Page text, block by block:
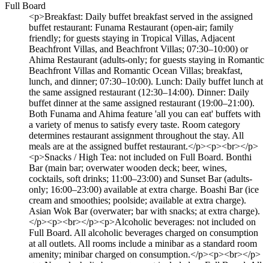
Full Board
<p>Breakfast: Daily buffet breakfast served in the assigned
buffet restaurant: Funama Restaurant (open-air; family
friendly; for guests staying in Tropical Villas, Adjacent
Beachfront Villas, and Beachfront Villas; 07:30–10:00) or
Ahima Restaurant (adults-only; for guests staying in Romantic
Beachfront Villas and Romantic Ocean Villas; breakfast,
lunch, and dinner; 07:30–10:00). Lunch: Daily buffet lunch at
the same assigned restaurant (12:30–14:00). Dinner: Daily
buffet dinner at the same assigned restaurant (19:00–21:00).
Both Funama and Ahima feature 'all you can eat' buffets with
a variety of menus to satisfy every taste. Room category
determines restaurant assignment throughout the stay. All
meals are at the assigned buffet restaurant.</p><p><br></p>
<p>Snacks / High Tea: not included on Full Board. Bonthi
Bar (main bar; overwater wooden deck; beer, wines,
cocktails, soft drinks; 11:00–23:00) and Sunset Bar (adults-
only; 16:00–23:00) available at extra charge. Boashi Bar (ice
cream and smoothies; poolside; available at extra charge).
Asian Wok Bar (overwater; bar with snacks; at extra charge).
</p><p><br></p><p>Alcoholic beverages: not included on
Full Board. All alcoholic beverages charged on consumption
at all outlets. All rooms include a minibar as a standard room
amenity; minibar charged on consumption.</p><p><br></p>